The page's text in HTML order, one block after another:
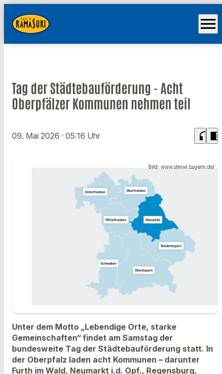
menu
Tag der Städtebauförderung - Acht
Oberpfälzer Kommunen nehmen teil
09. Mai 2026 · 05:16 Uhr headphones chrome_reader_mode
Bild: www.stmwi.bayern.de/
Unter dem Motto „Lebendige Orte, starke
Gemeinschaften“ findet am Samstag der
bundesweite Tag der Städtebauförderung statt. In
der Oberpfalz laden acht Kommunen – darunter
Furth im Wald, Neumarkt i.d. Opf., Regensburg,